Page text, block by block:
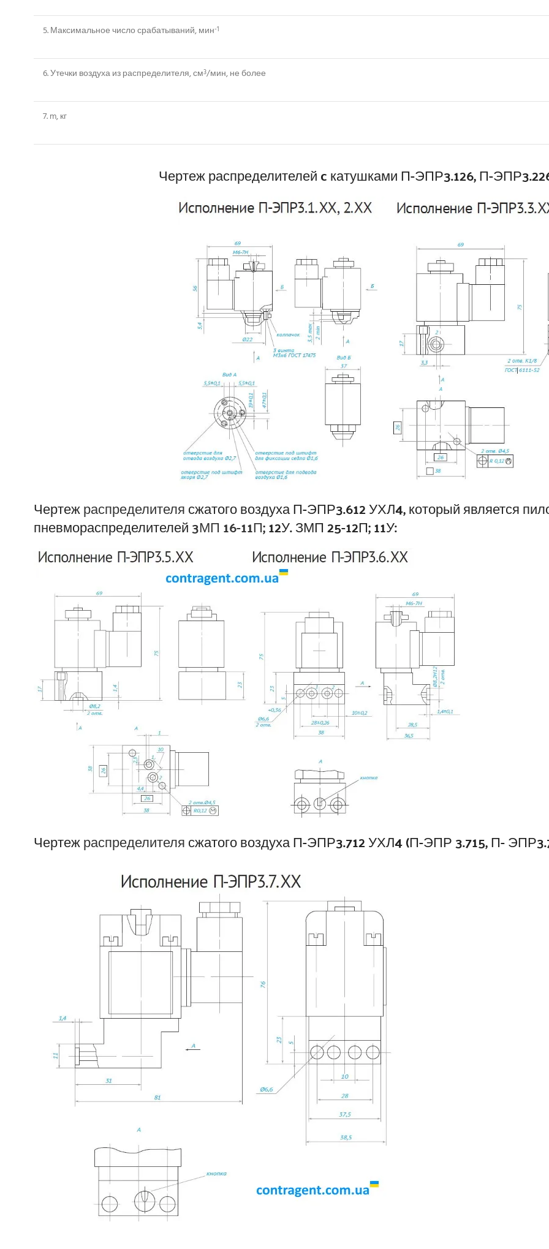
5. Максимальное число срабатываний, мин-1
6. Утечки воздуха из распределителя, см3/мин, не более
7. m, кг
Чертеж распределителей c катушками П-ЭПР3.126, П-
Чертежраспределителясжатого воздуха П-ЭПР3.612 УХЛ4, который является
пневмораспределителей3МП 16-11П; 12У. ЗМП 25-12П; 11У:
Чертежраспределителясжатого воздуха П-ЭПР3.712 УХЛ4 (П-ЭПР 3.715, П-